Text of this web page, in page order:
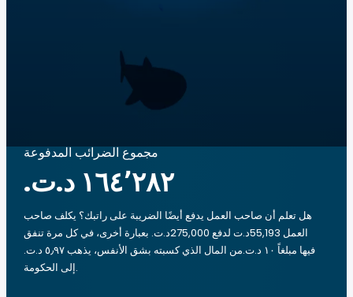
مجموع الضرائب المدفوعة
هل تعلم أن صاحب العمل يدفع أيضًا الضريبة على راتبك؟ يكلف صاحب
العمل 55,193د.ت لدفع 275,000د.ت. بعبارة أخرى، في كل مرة تنفق
فيها مبلغاً ‏١٠ د.ت.‏من المال الذي كسبته بشق الأنفس، يذهب ‏٥٫٩٧ د.ت.‏
إلى الحكومة.